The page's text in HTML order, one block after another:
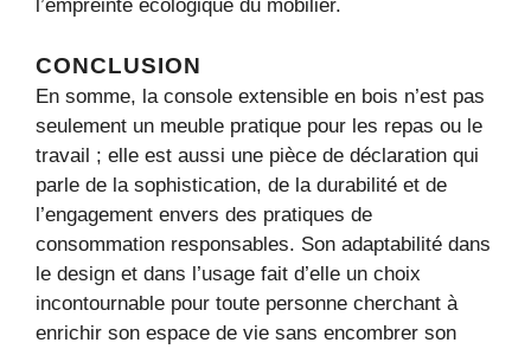
l’empreinte écologique du mobilier.
CONCLUSION
En somme, la console extensible en bois n’est pas
seulement un meuble pratique pour les repas ou le
travail ; elle est aussi une pièce de déclaration qui
parle de la sophistication, de la durabilité et de
l’engagement envers des pratiques de
consommation responsables. Son adaptabilité dans
le design et dans l’usage fait d’elle un choix
incontournable pour toute personne cherchant à
enrichir son espace de vie sans encombrer son